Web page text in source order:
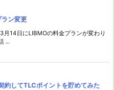
ン変更
月14日にLIBMOの料金プランが変わり
...
約してTLCポイントを貯めてみた